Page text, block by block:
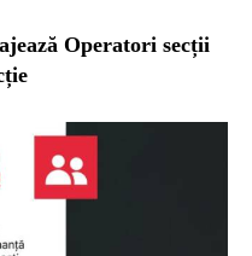
Operatori secții